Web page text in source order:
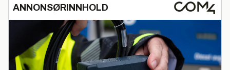
ANNONSØRINNHOLD